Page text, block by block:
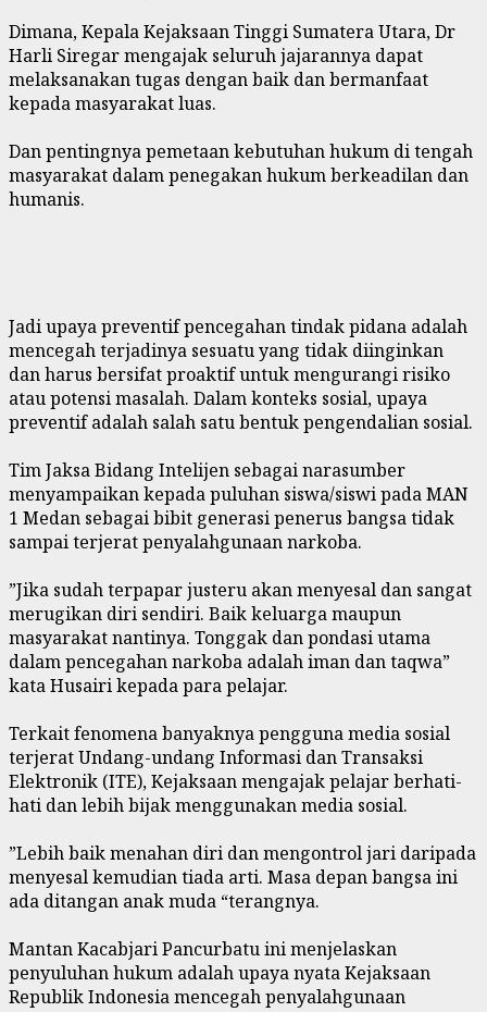
‎Dimana, Kepala Kejaksaan Tinggi Sumatera Utara, Dr
Harli Siregar mengajak seluruh jajarannya dapat
melaksanakan tugas dengan baik dan bermanfaat
kepada masyarakat luas.
‎Dan pentingnya pemetaan kebutuhan hukum di tengah
masyarakat dalam penegakan hukum berkeadilan dan
humanis.
‎Jadi upaya preventif pencegahan tindak pidana adalah
mencegah terjadinya sesuatu yang tidak diinginkan
dan harus bersifat proaktif untuk mengurangi risiko
atau potensi masalah. Dalam konteks sosial, upaya
preventif adalah salah satu bentuk pengendalian sosial.
‎Tim Jaksa Bidang Intelijen sebagai narasumber
menyampaikan kepada puluhan siswa/siswi pada MAN
1 Medan sebagai bibit generasi penerus bangsa tidak
sampai terjerat penyalahgunaan narkoba.
‎”Jika sudah terpapar justeru akan menyesal dan sangat
merugikan diri sendiri. Baik keluarga maupun
masyarakat nantinya. Tonggak dan pondasi utama
dalam pencegahan narkoba adalah iman dan taqwa”
kata Husairi kepada para pelajar.
‎Terkait fenomena banyaknya pengguna media sosial
terjerat Undang-undang Informasi dan Transaksi
Elektronik (ITE), Kejaksaan mengajak pelajar berhati-
hati dan lebih bijak menggunakan media sosial.
‎”Lebih baik menahan diri dan mengontrol jari daripada
menyesal kemudian tiada arti. Masa depan bangsa ini
ada ditangan anak muda “terangnya.
‎Mantan Kacabjari Pancurbatu ini menjelaskan
penyuluhan hukum adalah upaya nyata Kejaksaan
Republik Indonesia mencegah penyalahgunaan